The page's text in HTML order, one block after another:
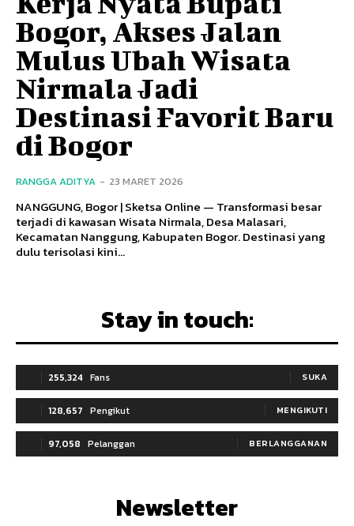
Bogor, Akses Jalan
Mulus Ubah Wisata
Nirmala Jadi
Destinasi Favorit Baru
di Bogor
RANGGA ADITYA - 23 MARET 2026
NANGGUNG, Bogor | Sketsa Online — Transformasi besar
terjadi di kawasan Wisata Nirmala, Desa Malasari,
Kecamatan Nanggung, Kabupaten Bogor. Destinasi yang
dulu terisolasi kini...
Stay in touch:
255,324 Fans SUKA
128,657 Pengikut MENGIKUTI
97,058 Pelanggan BERLANGGANAN
Newsletter